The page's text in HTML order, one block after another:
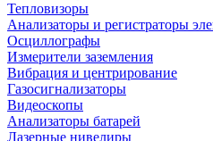
Тепловизоры
Анализаторы и регистраторы
Осциллографы
Измерители заземления
Вибрация и центрирование
Газосигнализаторы
Видеоскопы
Анализаторы батарей
Лазерные нивелиры